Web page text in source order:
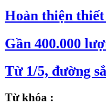
Hoàn thiện thiết
Gần 400.000
Từ 1/5, đường
Từ khóa :